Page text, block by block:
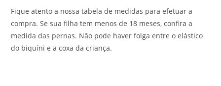
Fique atento a nossa tabela de medidas para efetuar a
compra. Se sua filha tem menos de 18 meses, confira a
medida das pernas. Não pode haver folga entre o elástico
do biquíni e a coxa da criança.